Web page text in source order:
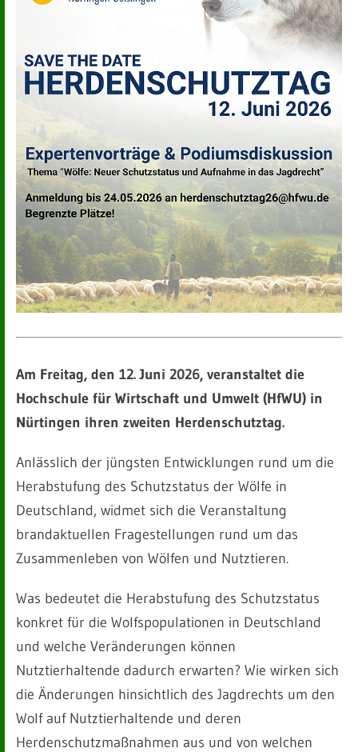
Am Freitag, den 12. Juni 2026, veranstaltet die
Hochschule für Wirtschaft und Umwelt (HfWU) in
Nürtingen ihren zweiten Herdenschutztag.
Anlässlich der jüngsten Entwicklungen rund um die
Herabstufung des Schutzstatus der Wölfe in
Deutschland, widmet sich die Veranstaltung
brandaktuellen Fragestellungen rund um das
Zusammenleben von Wölfen und Nutztieren.
Was bedeutet die Herabstufung des Schutzstatus
konkret für die Wolfspopulationen in Deutschland
und welche Veränderungen können
Nutztierhaltende dadurch erwarten? Wie wirken sich
die Änderungen hinsichtlich des Jagdrechts um den
Wolf auf Nutztierhaltende und deren
Herdenschutzmaßnahmen aus und von welchen